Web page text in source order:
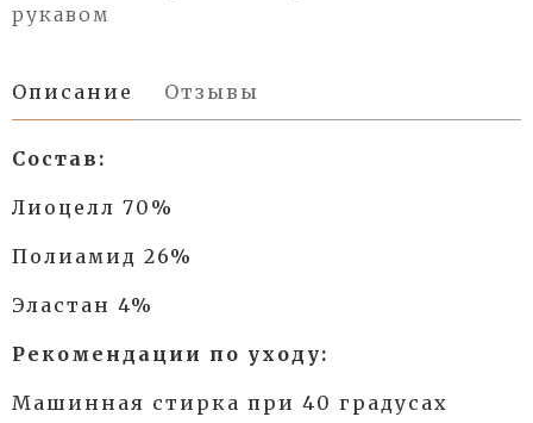
рукавом
Описание Отзывы
Состав:
Лиоцелл 70%
Полиамид 26%
Эластан 4%
Рекомендации по уходу:
Машинная стирка при 40 градусах